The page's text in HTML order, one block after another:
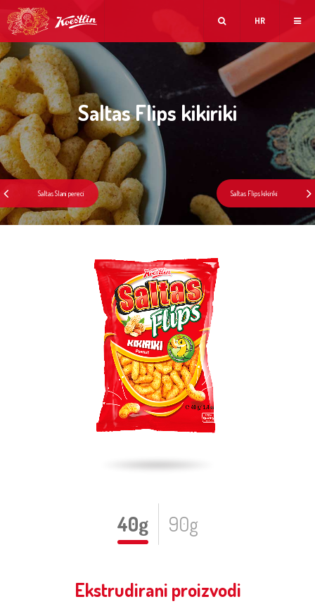
HR
Saltas Flips kikiriki
40g 90g
Ekstrudirani proizvodi